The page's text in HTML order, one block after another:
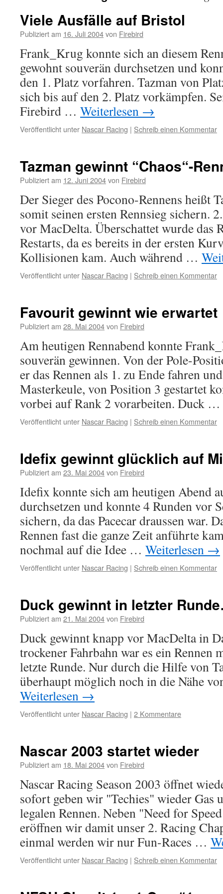
Viele Ausfälle auf Bristol
Publiziert am 16. Juli 2004von Firebird
Frank_Krug konnte sich an diesem
gewohnt souverän durchsetzen und
den 1. Platz vorfahren. Tazman von
sich bis auf den 2. Platz vorkämpfen.
Firebird … Weiterlesen →
Veröffentlicht unter Nascar Racing | Schreib einen Kommentar
Tazman gewinnt “Chaos“-
Publiziert am 12. Juni 2004von Firebird
Der Sieger des Pocono-Rennens heißt
somit seinen ersten Rennsieg sichern.
vor MacDelta. Überschattet wurde das
Restarts, da es bereits in der ersten
Kollisionen kam. Auch während …
Veröffentlicht unter Nascar Racing | Schreib einen Kommentar
Favourit gewinnt wie erwartet
Publiziert am 28. Mai 2004von Firebird
Am heutigen Rennabend konnte
souverän gewinnen. Von der Pole-
er das Rennen als 1. zu Ende fahren
Masterkeule, von Position 3 gestartet
vorbei auf Rank 2 vorarbeiten. Duck …
Veröffentlicht unter Nascar Racing | Schreib einen Kommentar
Idefix gewinnt glücklich auf
Publiziert am 23. Mai 2004von Firebird
Idefix konnte sich am heutigen Abend
durchsetzen und konnte 4 Runden vor
sichern, da das Pacecar draussen war.
Rennen fast die ganze Zeit anführte
nochmal auf die Idee … Weiterlesen →
Veröffentlicht unter Nascar Racing | Schreib einen Kommentar
Duck gewinnt in letzter
Publiziert am 21. Mai 2004von Firebird
Duck gewinnt knapp vor MacDelta in
trockener Fahrbahn war es ein Rennen
letzte Runde. Nur durch die Hilfe von
überhaupt möglich noch in die Nähe
Weiterlesen →
Veröffentlicht unter Nascar Racing | 2 Kommentare
Nascar 2003 startet wieder
Publiziert am 18. Mai 2004von Firebird
Nascar Racing Season 2003 öffnet
sofort geben wir "Techies" wieder Gas
legalen Rennen. Neben "Need for
eröffnen wir damit unser 2. Racing
einmal werden wir nur Fun-Races …
Veröffentlicht unter Nascar Racing | Schreib einen Kommentar